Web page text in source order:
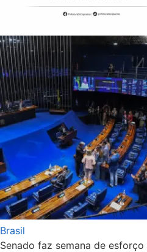
Brasil
Senado faz semana de